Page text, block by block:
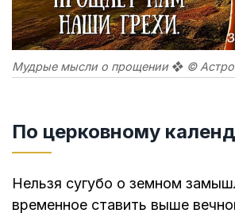
Мудрые мысли о прощении ❖ ©
По церковному
Нельзя сугубо о земном
временное ставить выше